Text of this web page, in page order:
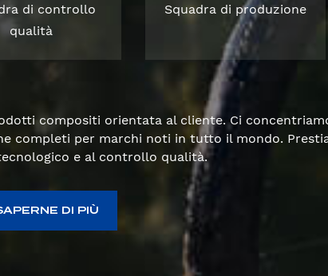
di controllo
qualità
Squadra di produzione
compositi orientata al cliente. Ci
completi per marchi noti in tutto il mondo.
e al controllo qualità.
DI PIÙ